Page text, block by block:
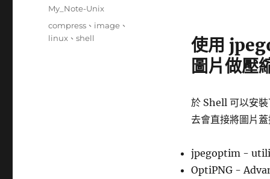
使用
圖片做壓
於 Shell 可以安
去會直接將圖片
jpegoptim -
OptiPNG -
日
期:
分
My_Note-Unix
標
籤
compress 、 image 、
linux 、shell